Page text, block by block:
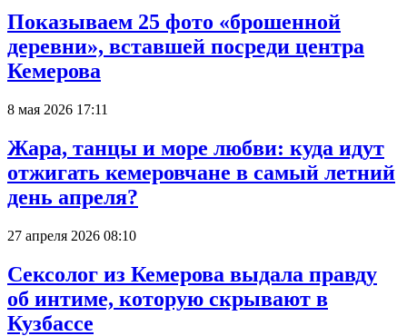
Показываем 25 фото «брошенной
деревни», вставшей посреди центра
Кемерова
8 мая 2026 17:11
Жара, танцы и море любви: куда идут
отжигать кемеровчане в самый летний
день апреля?
27 апреля 2026 08:10
Сексолог из Кемерова выдала правду
об интиме, которую скрывают в
Кузбассе